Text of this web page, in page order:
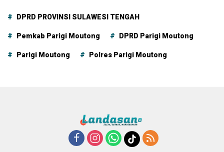
DPRD PROVINSI SULAWESI TENGAH
Pemkab Parigi Moutong DPRD Parigi Moutong
Parigi Moutong Polres Parigi Moutong